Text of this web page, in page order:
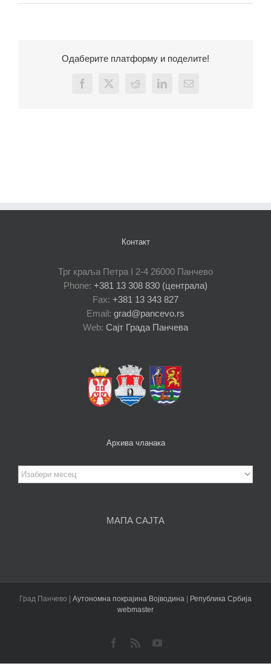
Одаберите платформу и поделите!
Facebook
X Reddit LinkedInEmail
Контакт
Трг краља Петра I 2-4 26000 Панчево
Phone: +381 13 308 830 (централа)
Fax: +381 13 343 827
Email: grad@pancevo.rs
Web: Сајт Града Панчева
Архива чланака
Архива
чланака
МАПА САЈТА
Град Панчево | Аутономна покрајина Војводина | Република Србија
webmaster
Facebook
Rss YouTube